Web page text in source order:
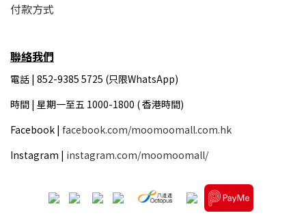
付款方式
聯絡我們
電話 | 852-9385 5725 (只限WhatsApp)
時間 | 星期一至五 1000-1800 ( 香港時間)
Facebook | facebook.com/moomoomall.com.hk
Instagram | instagram.com/moomoomall/